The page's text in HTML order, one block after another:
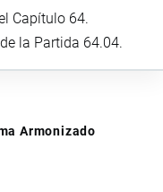
Capítulo 64.
la Partida 64.04.
Armonizado